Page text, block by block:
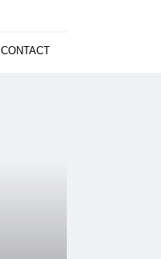
CONTACT